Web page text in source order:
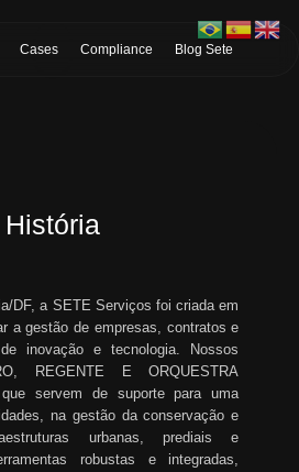
Cases Compliance Blog Sete
História
DF, a SETE Serviços foi criada em
a gestão de empresas, contratos e
inovação e tecnologia. Nossos
REGENTE E ORQUESTRA
servem de suporte para uma
na gestão da conservação e
urbanas, prediais e
robustas e integradas,